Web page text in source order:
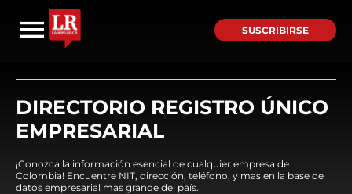
SUSCRIBIRSE
DIRECTORIO REGISTRO ÚNICO
EMPRESARIAL
¡Conozca la información esencial de cualquier empresa de
Colombia! Encuentre NIT, dirección, teléfono, y mas en la base de
datos empresarial mas grande del país.